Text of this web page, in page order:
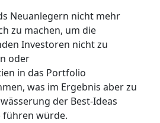
Neuanlegern nicht mehr
zu machen, um die
Investoren nicht zu
oder
in das Portfolio
was im Ergebnis aber zu
der Best-Ideas
führen würde.